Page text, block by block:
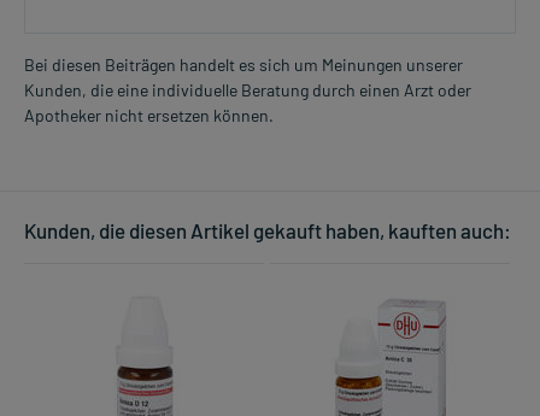
Bei diesen Beiträgen handelt es sich um Meinungen unserer
Kunden, die eine individuelle Beratung durch einen Arzt oder
Apotheker nicht ersetzen können.
Kunden, die diesen Artikel gekauft haben, kauften auch: